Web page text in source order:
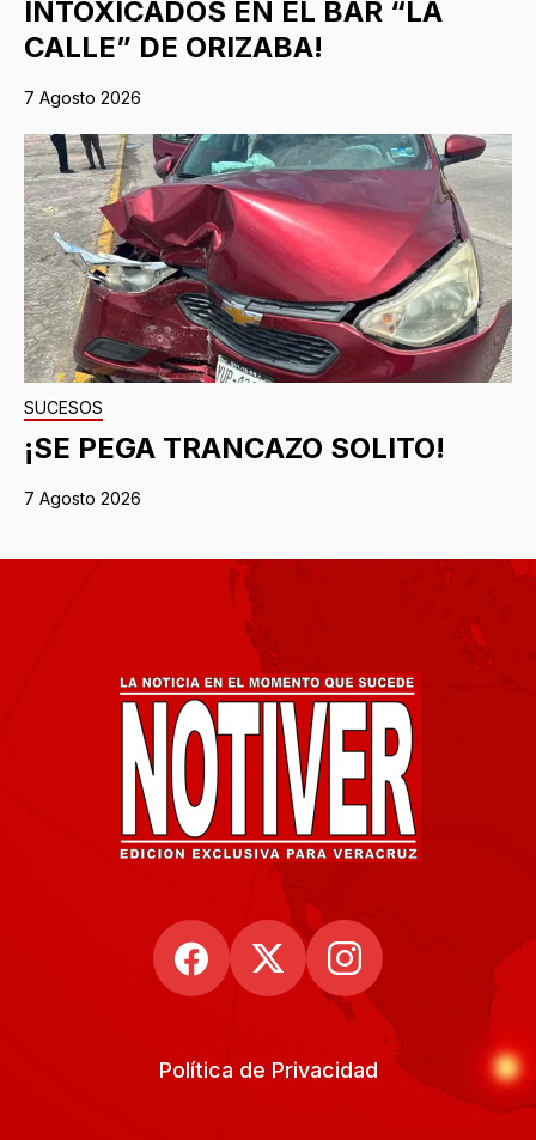
INTOXICADOS EN EL BAR “LA
CALLE” DE ORIZABA!
7 Agosto 2026
SUCESOS
¡SE PEGA TRANCAZO SOLITO!
7 Agosto 2026
Política de Privacidad